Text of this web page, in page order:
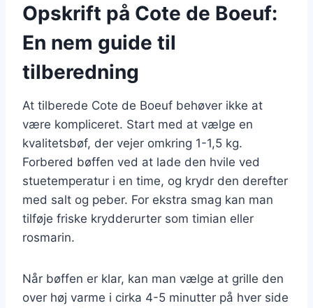
Opskrift på Cote de Boeuf:
En nem guide til
tilberedning
At tilberede Cote de Boeuf behøver ikke at
være kompliceret. Start med at vælge en
kvalitetsbøf, der vejer omkring 1-1,5 kg.
Forbered bøffen ved at lade den hvile ved
stuetemperatur i en time, og krydr den derefter
med salt og peber. For ekstra smag kan man
tilføje friske krydderurter som timian eller
rosmarin.
Når bøffen er klar, kan man vælge at grille den
over høj varme i cirka 4-5 minutter på hver side